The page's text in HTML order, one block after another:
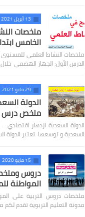
13 أبريل 2021
ملخصات
الخامس
ملخصات النشاط العلمي للمستوى
الدرس الأول: الجهاز الهضمي
29 مايو 2021
الدولة
ملخص درس
الدولة السعدية ازدهار
السعدية و توسعها تعتبر الدولة
15 مايو 2020
دروس
المواطنة
ملخصات دروس التربية على
مدونة التعليم التربوية تقدم